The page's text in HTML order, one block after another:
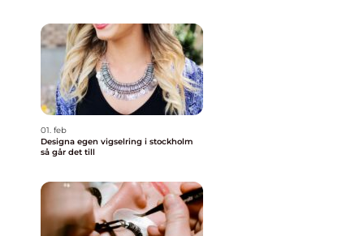
01. feb
Designa egen vigselring i stockholm
så går det till